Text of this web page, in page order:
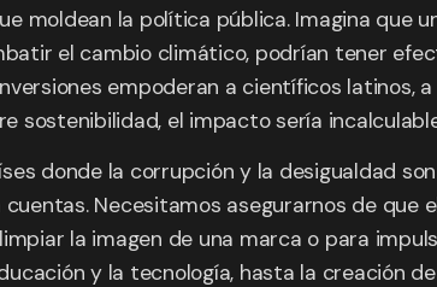
moldean la política pública. Imagina que
el cambio climático, podrían tener
empoderan a científicos latinos,
sostenibilidad, el impacto sería
donde la corrupción y la desigualdad
Necesitamos asegurarnos de que
la imagen de una marca o para
y la tecnología, hasta la creación